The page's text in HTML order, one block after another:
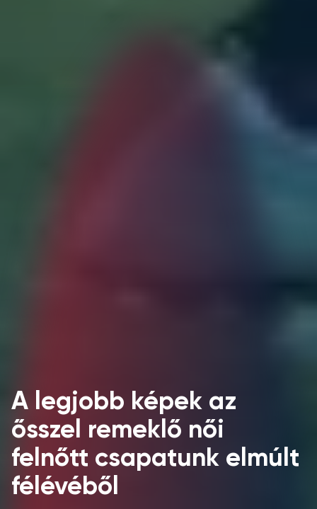
A legjobb képek az
ősszel remeklő női
felnőtt csapatunk elmúlt
félévéből